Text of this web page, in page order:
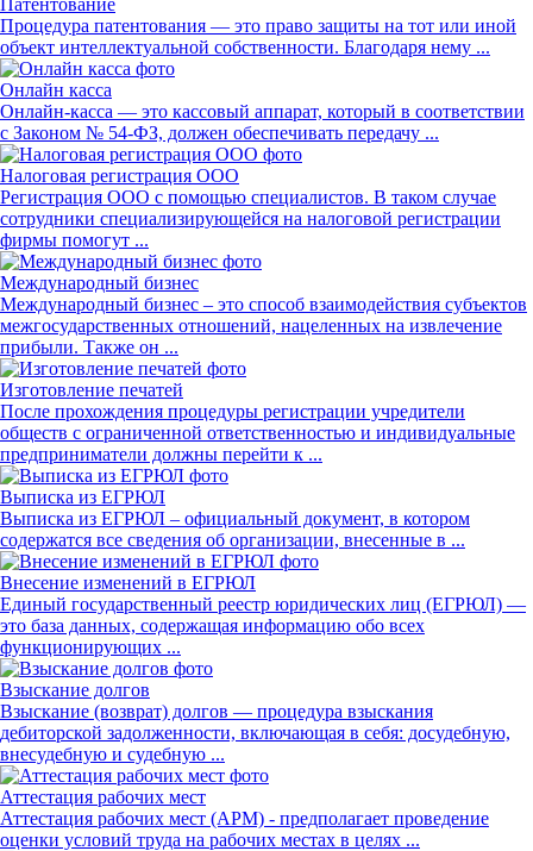
Процедура патентования — это право защиты на тот или иной
объект интеллектуальной собственности. Благодаря нему ...
Онлайн касса
Онлайн-касса — это кассовый аппарат, который в соответствии
с Законом № 54-ФЗ, должен обеспечивать передачу ...
Налоговая регистрация ООО
Регистрация ООО с помощью специалистов. В таком случае
сотрудники специализирующейся на налоговой регистрации
фирмы помогут ...
Международный бизнес
Международный бизнес – это способ взаимодействия субъектов
межгосударственных отношений, нацеленных на извлечение
прибыли. Также он ...
Изготовление печатей
После прохождения процедуры регистрации учредители
обществ с ограниченной ответственностью и индивидуальные
предприниматели должны перейти к ...
Выписка из ЕГРЮЛ
Выписка из ЕГРЮЛ – официальный документ, в котором
содержатся все сведения об организации, внесенные в ...
Внесение изменений в ЕГРЮЛ
Единый государственный реестр юридических лиц (ЕГРЮЛ) —
это база данных, содержащая информацию обо всех
функционирующих ...
Взыскание долгов
Взыскание (возврат) долгов — процедура взыскания
дебиторской задолженности, включающая в себя: досудебную,
внесудебную и судебную ...
Аттестация рабочих мест
Аттестация рабочих мест (АРМ) - предполагает проведение
оценки условий труда на рабочих местах в целях ...